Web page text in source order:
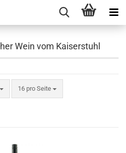
Wein vom Kaiserstuhl
16 pro Seite